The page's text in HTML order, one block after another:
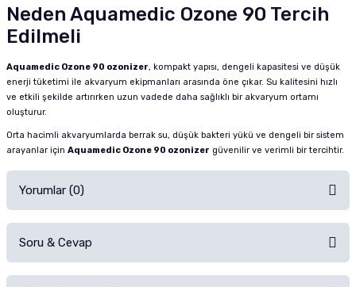
Neden Aquamedic Ozone 90 Tercih
Edilmeli
Aquamedic Ozone 90 ozonizer, kompakt yapısı, dengeli kapasitesi ve düşük
enerji tüketimi ile akvaryum ekipmanları arasında öne çıkar. Su kalitesini hızlı
ve etkili şekilde artırırken uzun vadede daha sağlıklı bir akvaryum ortamı
oluşturur.
Orta hacimli akvaryumlarda berrak su, düşük bakteri yükü ve dengeli bir sistem
arayanlar için Aquamedic Ozone 90 ozonizer güvenilir ve verimli bir tercihtir.
Yorumlar (0)
Soru & Cevap